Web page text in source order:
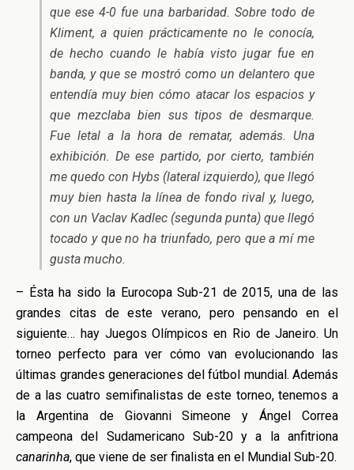
que ese 4-0 fue una barbaridad. Sobre todo de
Kliment, a quien prácticamente no le conocía,
de hecho cuando le había visto jugar fue en
banda, y que se mostró como un delantero que
entendía muy bien cómo atacar los espacios y
que mezclaba bien sus tipos de desmarque.
Fue letal a la hora de rematar, además. Una
exhibición. De ese partido, por cierto, también
me quedo con Hybs (lateral izquierdo), que llegó
muy bien hasta la línea de fondo rival y, luego,
con un Vaclav Kadlec (segunda punta) que llegó
tocado y que no ha triunfado, pero que a mí me
gusta mucho.
– Ésta ha sido la Eurocopa Sub-21 de 2015, una de las
grandes citas de este verano, pero pensando en el
siguiente… hay Juegos Olímpicos en Rio de Janeiro. Un
torneo perfecto para ver cómo van evolucionando las
últimas grandes generaciones del fútbol mundial. Además
de a las cuatro semifinalistas de este torneo, tenemos a
la Argentina de Giovanni Simeone y Ángel Correa
campeona del Sudamericano Sub-20 y a la anfitriona
canarinha, que viene de ser finalista en el Mundial Sub-20.